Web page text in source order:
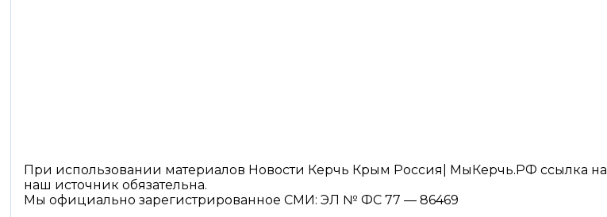
При использовании материалов Новости Керчь Крым Россия| МыКерчь.РФ ссылка на
наш источник обязательна.
Мы официально зарегистрированное СМИ: ЭЛ № ФС 77 — 86469